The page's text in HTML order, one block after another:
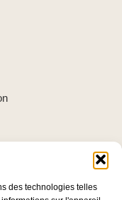
des technologies telles